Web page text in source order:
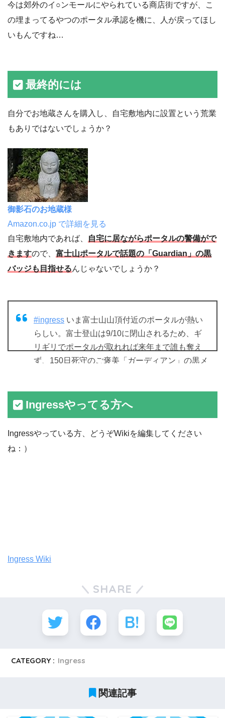
今は郊外のイ○ンモールにやられている商店街ですが、こ
の埋まってるやつのポータル承認を機に、人が戻ってほし
いもんですね…
最終的には
自分でお地蔵さんを購入し、自宅敷地内に設置という荒業
もありではないでしょうか？
御影石のお地蔵様
Amazon.co.jp で詳細を見る
自宅敷地内であれば、
自宅に居ながらポータルの警備がで
きますので、 富士山ポータルで話題の「Guardian」の黒
バッジも目指せるんじゃないでしょうか？
#ingress いま富士山山頂付近のポータルが熱い
らしい。富士登山は9/10に閉山されるため、ギ
リギリでポータルが取れれば来年まで誰も奪え
ず、150日死守のご褒美「ガーディアン」の黒メ
— 井上マサキ (@inomsk)August 29, 2014
Ingressやってる方へ
Ingressやっている方、どうぞWikiを編集してください
ね：）
Ingress Wiki
SHARE
CATEGORY : Ingress
関連記事